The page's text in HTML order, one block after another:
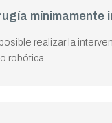
mínimamente
realizar la
robótica.